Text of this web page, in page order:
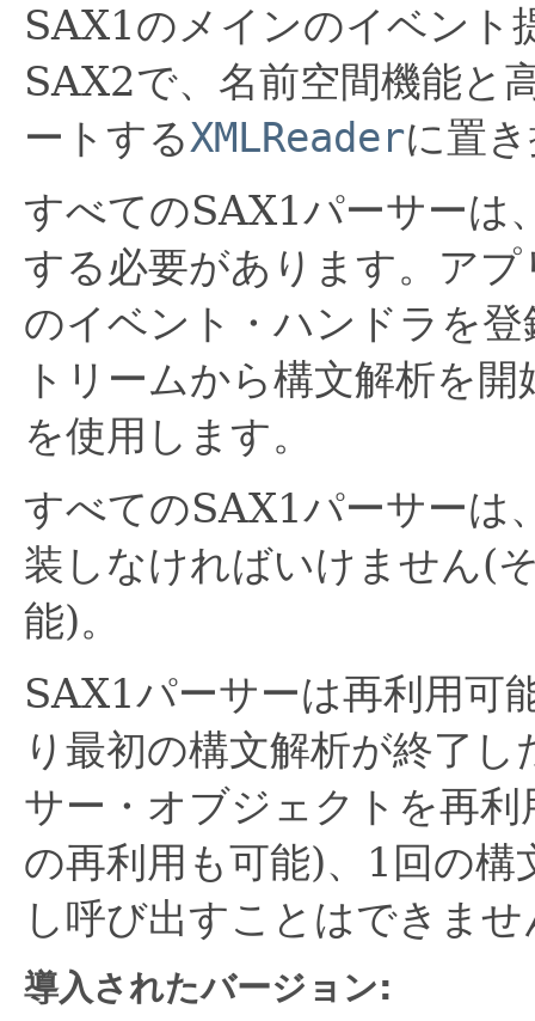
SAX1のメインのイベント
SAX2で、名前空間機能と
ートするXMLReaderに置
すべてのSAX1パーサーは
する必要があります。ア
のイベント・ハンドラを
トリームから構文解析を
を使用します。
すべてのSAX1パーサーは
装しなければいけません(
能)。
SAX1パーサーは再利用可
り最初の構文解析が終了
サー・オブジェクトを再
の再利用も可能)、1回の
し呼び出すことはできませ
導入されたバージョン: